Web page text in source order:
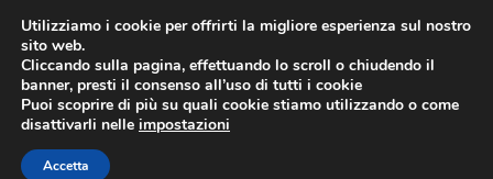
contenuto
Utilizziamo i cookie per offrirti la migliore esperienza sul nostro
sito web.
Cliccando sulla pagina, effettuando lo scroll o chiudendo il
banner, presti il consenso all’uso di tutti i cookie
Puoi scoprire di più su quali cookie stiamo utilizzando o come
disattivarli nelle impostazioni
Accetta